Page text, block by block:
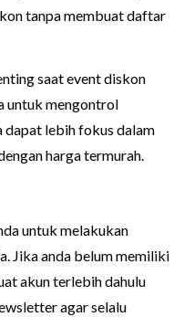
tanpa membuat daftar
saat event diskon
untuk mengontrol
dapat lebih fokus dalam
harga termurah.
untuk melakukan
Jika anda belum memiliki
akun terlebih dahulu
agar selalu